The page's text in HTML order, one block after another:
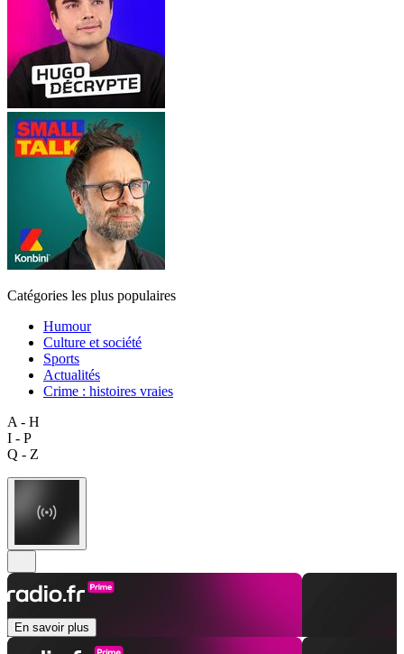
Catégories les plus populaires
Humour
Culture et société
Sports
Actualités
Crime : histoires vraies
A - H
I - P
Q - Z
En savoir plus